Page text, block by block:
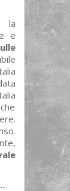
la
e